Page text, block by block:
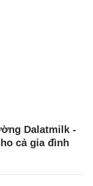
Dalatmilk -
cả gia đình